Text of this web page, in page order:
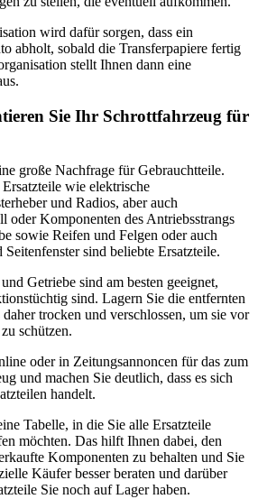
wird dafür sorgen, dass ein
abholt, sobald die Transferpapiere fertig
stellt Ihnen dann eine
Sie Ihr Schrottfahrzeug für
große Nachfrage für Gebrauchtteile.
wie elektrische
und Radios, aber auch
oder Komponenten des Antriebsstrangs
sowie Reifen und Felgen oder auch
sind beliebte Ersatzteile.
Getriebe sind am besten geeignet,
sind. Lagern Sie die entfernten
trocken und verschlossen, um sie vor
schützen.
oder in Zeitungsannoncen für das zum
und machen Sie deutlich, dass es sich
handelt.
Tabelle, in die Sie alle Ersatzteile
möchten. Das hilft Ihnen dabei, den
Komponenten zu behalten und Sie
Käufer besser beraten und darüber
Sie noch auf Lager haben.